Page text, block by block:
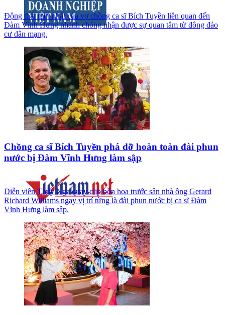
Động thái mới nhất của vợ chồng ca sĩ Bích Tuyền liên quan đến
Đàm Vĩnh Hưng nhanh chóng nhận được sự quan tâm từ đông đảo
cư dân mạng.
Chồng ca sĩ Bích Tuyền phá dỡ hoàn toàn đài phun
nước bị Đàm Vĩnh Hưng làm sập
Diễn viên Thúy Nga quay clip bồn hoa trước sân nhà ông Gerard
Richard Williams ngay vị trí từng là đài phun nước bị ca sĩ Đàm
Vĩnh Hưng làm sập.